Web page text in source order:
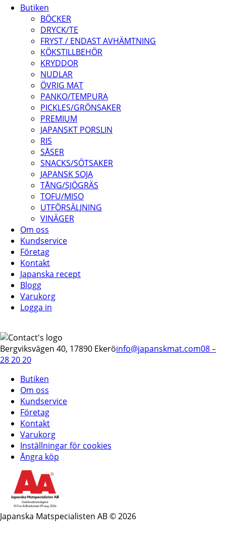
Butiken
BÖCKER
DRYCK/TE
FRYST / ENDAST AVHÄMTNING
KÖKSTILLBEHÖR
KRYDDOR
NUDLAR
ÖVRIG MAT
PANKO/TEMPURA
PICKLES/GRÖNSAKER
PREMIUM
JAPANSKT PORSLIN
RIS
SÅSER
SNACKS/SÖTSAKER
JAPANSK SOJA
TÅNG/SJÖGRÄS
TOFU/MISO
UTFÖRSÄLJNING
VINÄGER
Om oss
Kundservice
Företag
Kontakt
Japanska recept
Blogg
Varukorg
Logga in
Bergviksvägen 40, 17890 Ekeröinfo@japanskmat.com08 –
28 20 20
Butiken
Om oss
Kundservice
Företag
Kontakt
Varukorg
Inställningar för cookies
Ångra köp
Japanska Matspecialisten AB © 2026